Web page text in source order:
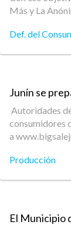
Más y La
Def. del
Junín se
Autoridades
consumidores
a
Producción
El Municipio